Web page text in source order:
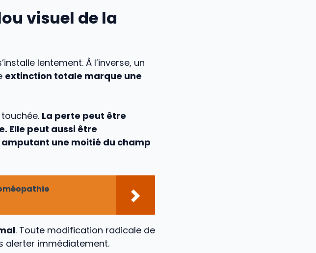
visuel de la
lentement. À l’inverse, un
extinction totale marque une
La perte peut être
Elle peut aussi être
une moitié du champ
. Toute modification radicale de
alerter immédiatement.